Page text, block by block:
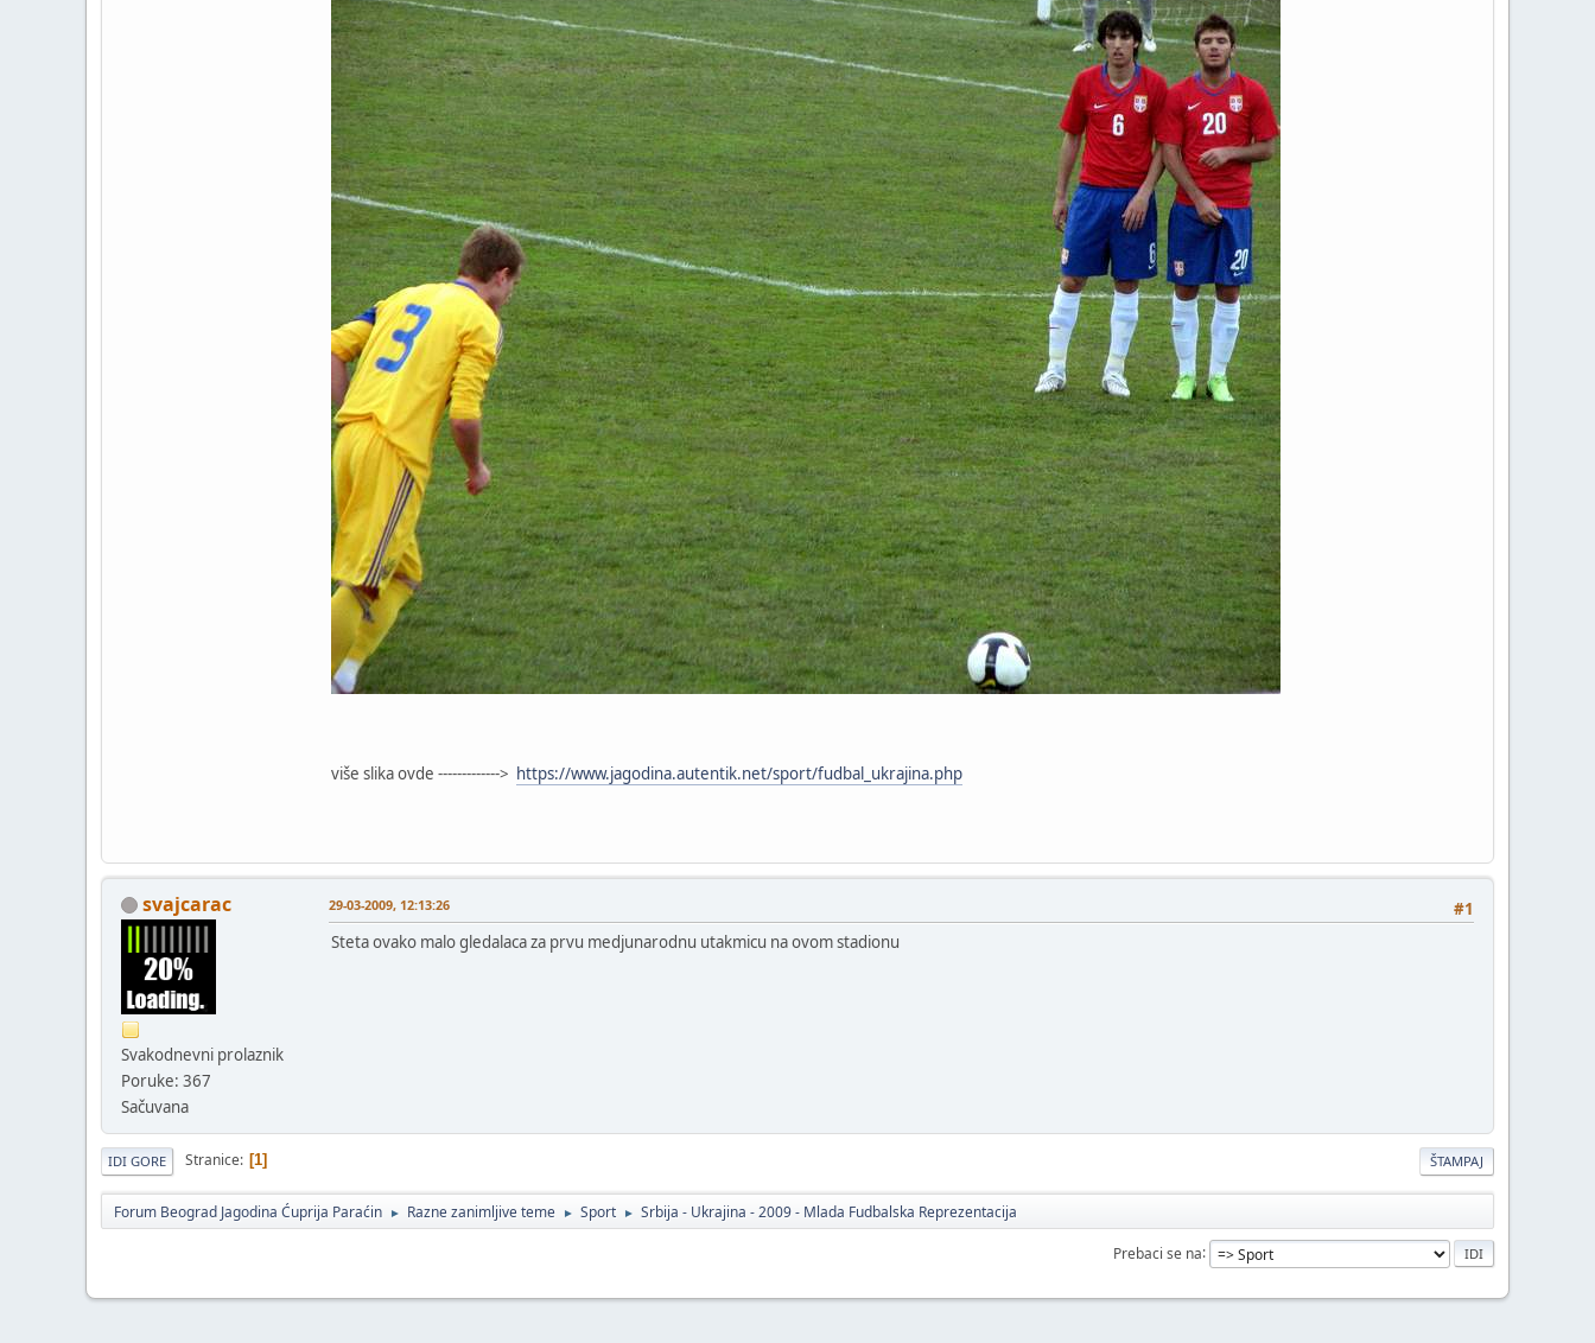
više slika ovde -------------> https://www.jagodina.autentik.net/sport/fudbal_ukrajina.php
svajcarac
Svakodnevni prolaznik
Poruke: 367
Sačuvana
#1
29-03-2009, 12:13:26
Steta ovako malo gledalaca za prvu medjunarodnu utakmicu na ovom stadionu
ŠTAMPAJ
IDI GORE Stranice 1
Forum Beograd Jagodina Ćuprija Paraćin ► Razne zanimljive teme ► Sport ► Srbija - Ukrajina - 2009 - Mlada Fudbalska Reprezentacija
Prebaci se na